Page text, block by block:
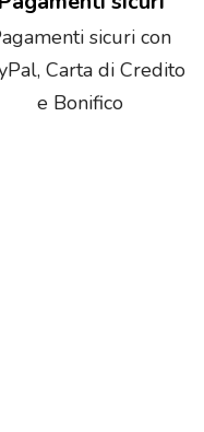
sicuri con
Carta di Credito
e Bonifico